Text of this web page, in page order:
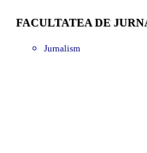
FACULTATEA DE
Jurnalism